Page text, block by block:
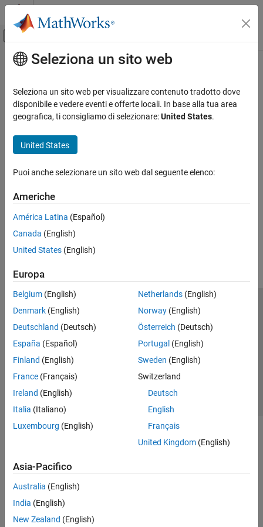
Vai al contenuto
Attiva/disattiva menu di navigazione
Pagina iniziale della documentazione
Contenuto principale
How useful was this information?
Seleziona un sito web
Seleziona un sito web per visualizzare contenuto tradotto dove
disponibile e vedere eventi e offerte locali. In base alla tua area
geografica, ti consigliamo di selezionare:United States.
United States
Puoi anche selezionare un sito web dal seguente elenco:
Americhe
América Latina (Español)
Canada (English)
United States (English)
Europa
Belgium (English)
Denmark (English)
Deutschland (Deutsch)
España (Español)
Finland (English)
France (Français)
Ireland (English)
Italia (Italiano)
Luxembourg (English)
Netherlands(English)
Norway(English)
Österreich (Deutsch)
Portugal (English)
Sweden (English)
Switzerland
Deutsch
English
Français
United Kingdom(English)
Asia-Pacifico
Australia (English)
India (English)
New Zealand (English)
Centro di fiducia
Informativa sulla privacy
Antipirateria
Stato dell'applicazione
Contatti
© 1994-2026 The MathWorks, Inc.